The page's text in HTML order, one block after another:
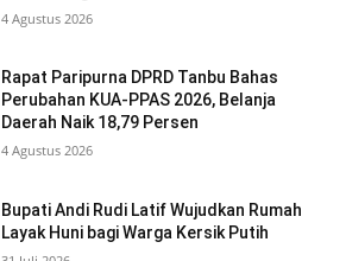
4 Agustus 2026
Rapat Paripurna DPRD Tanbu Bahas
Perubahan KUA-PPAS 2026, Belanja
Daerah Naik 18,79 Persen
4 Agustus 2026
Bupati Andi Rudi Latif Wujudkan Rumah
Layak Huni bagi Warga Kersik Putih